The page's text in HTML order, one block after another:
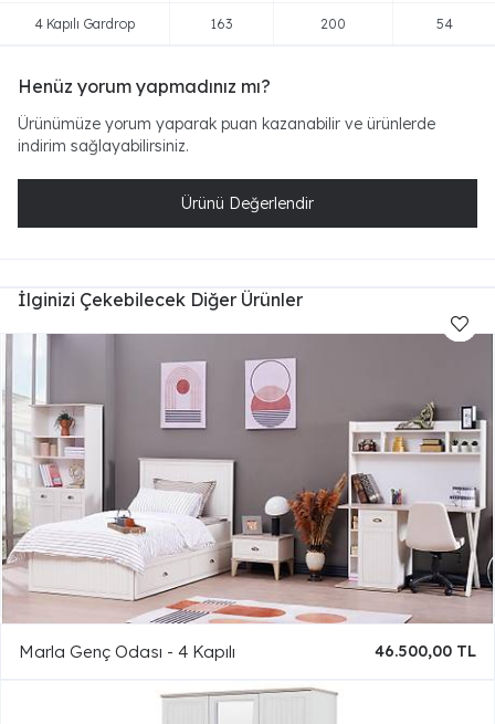
4 Kapılı Gardrop 163 200 54
Henüz yorum yapmadınız mı?
Ürünümüze yorum yaparak puan kazanabilir ve ürünlerde
indirim sağlayabilirsiniz.
Ürünü Değerlendir
İlginizi Çekebilecek Diğer Ürünler
Marla Genç Odası - 4 Kapılı 46.500,00 TL